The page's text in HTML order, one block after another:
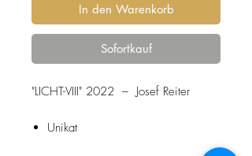
In den Warenkorb
Sofortkauf
"LICHT-VIII" 2022 – Josef Reiter
Unikat